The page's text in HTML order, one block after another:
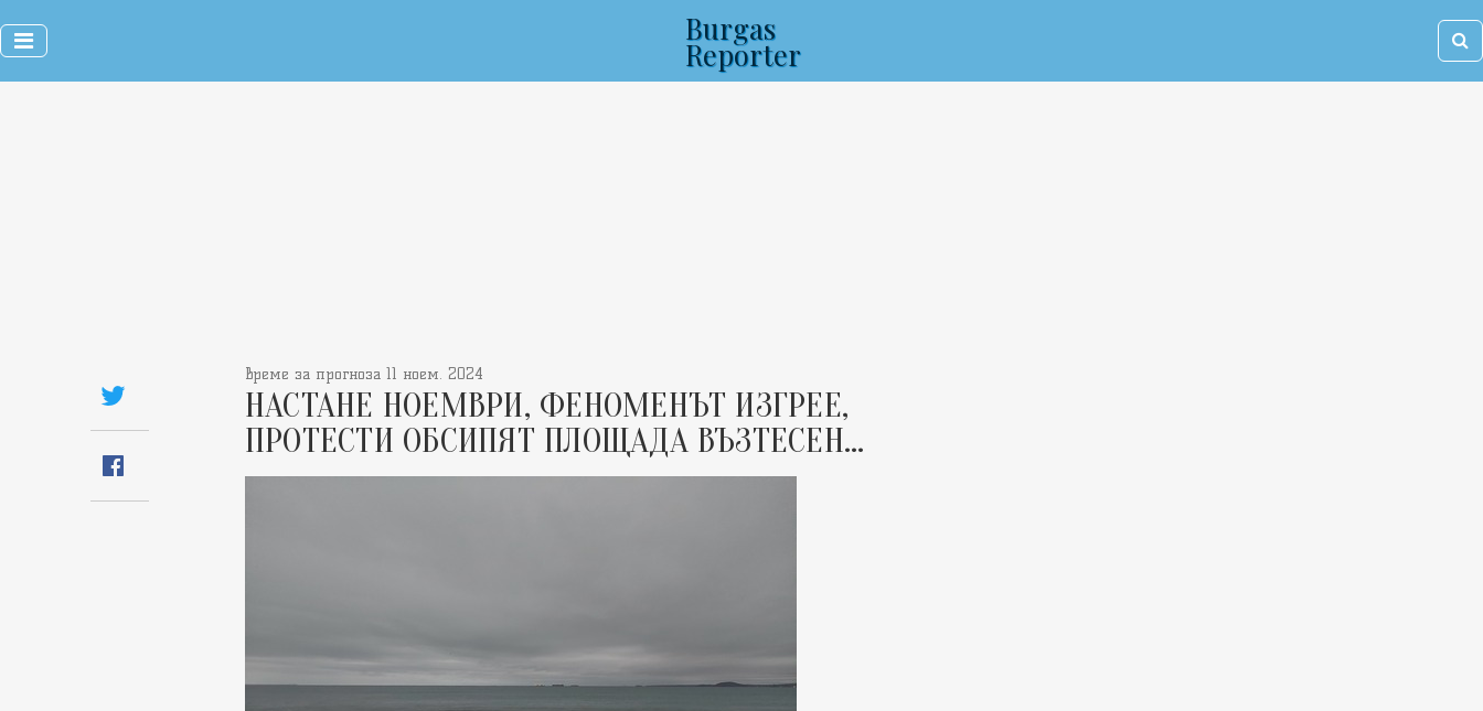
Burgas
Reporter
време за прогноза 11 ноем. 2024
НАСТАНЕ НОЕМВРИ, ФЕНОМЕНЪТ ИЗГРЕЕ,
ПРОТЕСТИ ОБСИПЯТ ПЛОЩАДА ВЪЗТЕСЕН...